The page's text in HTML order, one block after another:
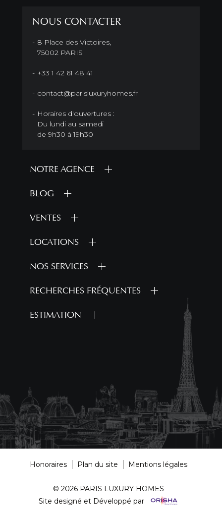
NOUS CONTACTER
8 Place des Victoires,
75002 PARIS
+33 1 42 61 48 41
contact@parisluxuryhomes.fr
Horaires d'ouvertures :
Du lundi au samedi
de 9h30 à 19h30
NOTRE AGENCE
BLOG
VENTES
LOCATIONS
NOS SERVICES
RECHERCHES FRÉQUENTES
ESTIMATION
Honoraires Plan du site Mentions légales
© 2026 PARIS LUXURY HOMES
Site designé et Développé par